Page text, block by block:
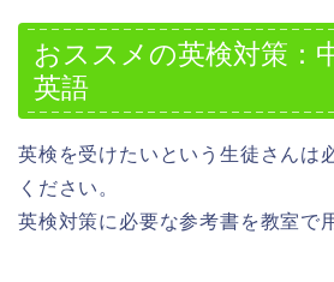
おススメの英検対策：
英語
英検を受けたいという生徒さんは
ください。
英検対策に必要な参考書を教室で